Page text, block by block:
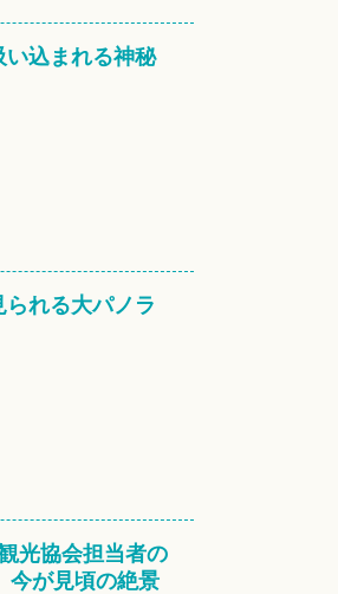
い込まれる神秘
れる大パノラ
光協会担当者の
今が見頃の絶景